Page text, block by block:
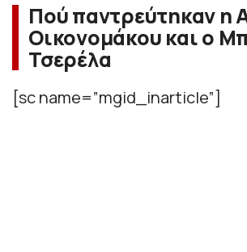
Πού παντρεύτηκαν η
Οικονομάκου και ο
Τσερέλα
[sc name=”mgid_inarticle”]